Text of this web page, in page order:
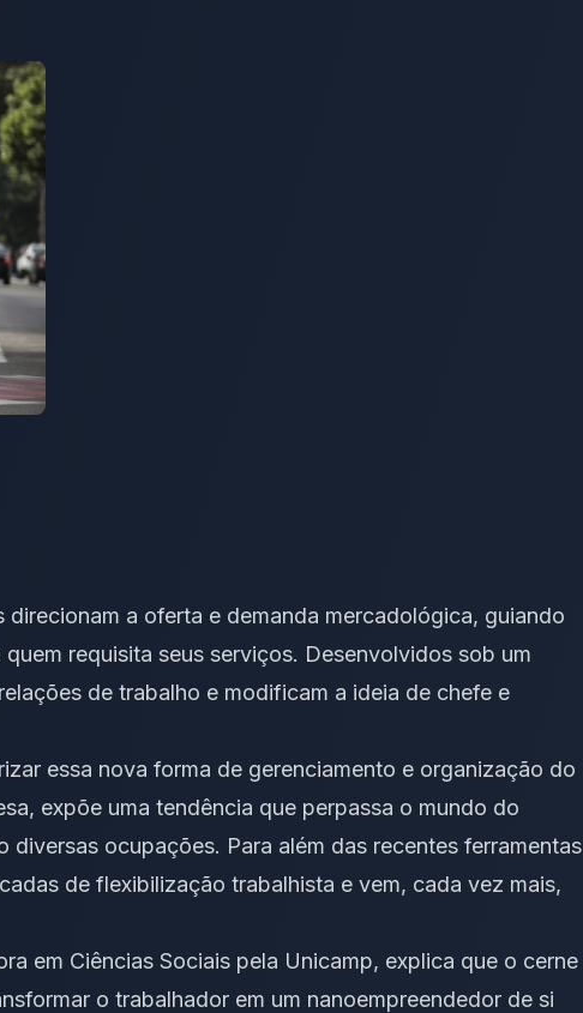
a oferta e demanda mercadológica, guiando
requisita seus serviços. Desenvolvidos sob um
de trabalho e modificam a ideia de chefe e
essa nova forma de gerenciamento e organização do
expõe uma tendência que perpassa o mundo do
ocupações. Para além das recentes ferramentas
de flexibilização trabalhista e vem, cada vez mais,
em Ciências Sociais pela Unicamp, explica que o cerne
o trabalhador em um nanoempreendedor de si